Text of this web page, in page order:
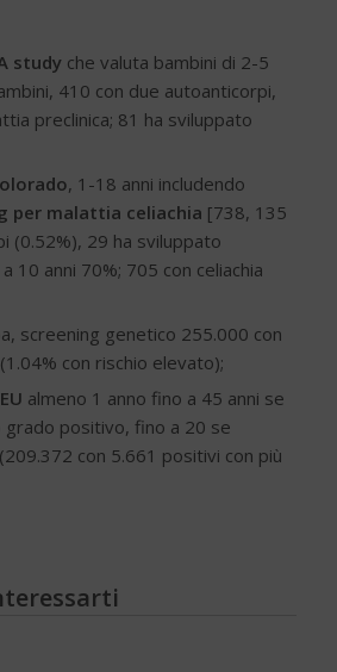
studyche valuta bambini di 2-5
410 con due autoanticorpi,
preclinica; 81 ha sviluppato
, 1-18 anni includendo
per malattia celiachia [738, 135
(0.52%), 29 ha sviluppato
10 anni 70%; 705 con celiachia
screening genetico 255.000 con
con rischio elevato);
almeno 1 anno fino a 45 anni se
grado positivo, fino a 20 se
con 5.661 positivi con più